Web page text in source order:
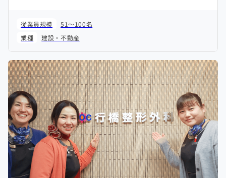
従業員規模
51～100名
業種
建設・不動産